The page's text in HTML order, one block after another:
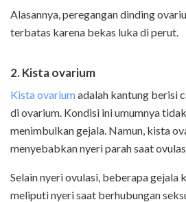
Alasannya, peregangan dinding
terbatas karena bekas luka di perut.
2. Kista ovarium
Kista ovariumadalah kantung berisi
di ovarium. Kondisi ini umumnya
menimbulkan gejala. Namun, kista
menyebabkan nyeri parah saat
Selain nyeri ovulasi, beberapa gejala
meliputi nyeri saat berhubungan